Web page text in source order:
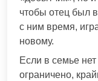
чтобы отец был
с ним время,
новому.
Если в семье
ограничено,